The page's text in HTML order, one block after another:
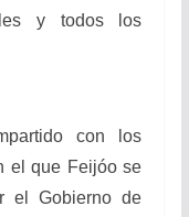
y todos los
con los
el que Feijóo se
el Gobierno de